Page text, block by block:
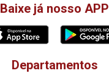
Baixe já nosso APP
Departamentos